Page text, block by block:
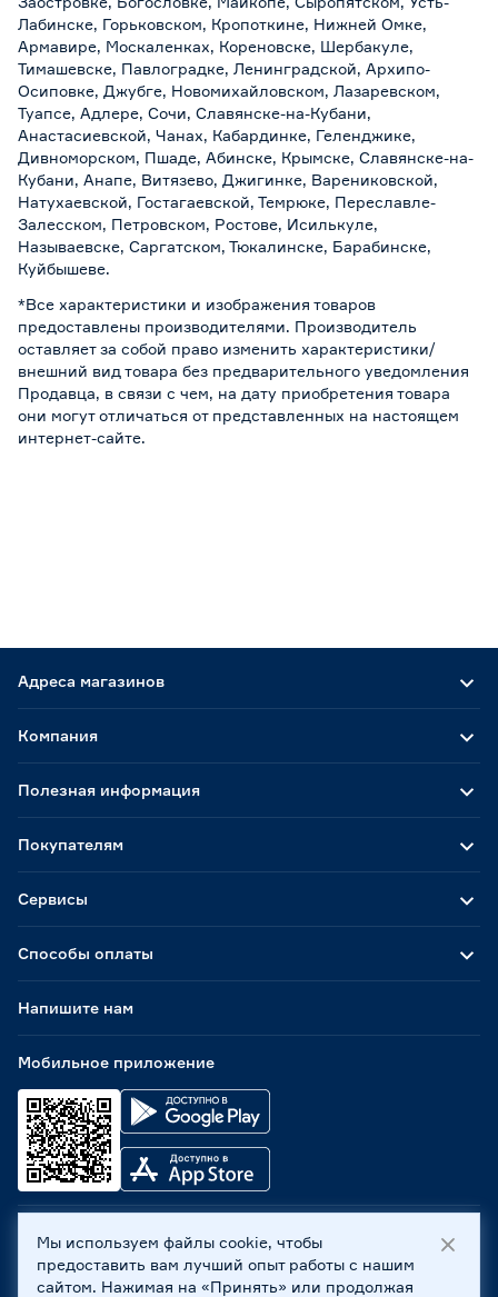
Лабинске, Горьковском, Кропоткине, Нижней Омке,
Армавире, Москаленках, Кореновске, Шербакуле,
Тимашевске, Павлоградке, Ленинградской, Архипо-
Осиповке, Джубге, Новомихайловском, Лазаревском,
Туапсе, Адлере, Сочи, Славянске-на-Кубани,
Анастасиевской, Чанах, Кабардинке, Геленджике,
Дивноморском, Пшаде, Абинске, Крымске, Славянске-на-
Кубани, Анапе, Витязево, Джигинке, Варениковской,
Натухаевской, Гостагаевской, Темрюке, Переславле-
Залесском, Петровском, Ростове, Исилькуле,
Называевске, Саргатском, Тюкалинске, Барабинске,
Куйбышеве.
*Все характеристики и изображения товаров
предоставлены производителями. Производитель
оставляет за собой право изменить характеристики/
внешний вид товара без предварительного уведомления
Продавца, в связи с чем, на дату приобретения товара
они могут отличаться от представленных на настоящем
интернет-сайте.
Адреса магазинов
Способы оплаты
Мобильное приложение
Компания
Полезная информация
Покупателям
Сервисы
Напишите нам
ООО «Бауцентр Рус» 2004 -2026, 236029, г. Калининград,
ул. А.Невского, 205. ИНН 7702596813, КПП 390601001 ©
Все права защищены
Мы используем файлы cookie, чтобы
предоставить вам лучший опыт работы с нашим
сайтом. Нажимая на «Принять» или продолжая